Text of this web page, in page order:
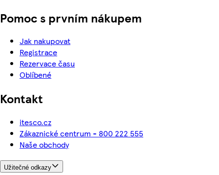
Pomoc s prvním nákupem
Jak nakupovat
Registrace
Rezervace času
Oblíbené
Kontakt
itesco.cz
Zákaznické centrum - 800 222 555
Naše obchody
Užitečné odkazy